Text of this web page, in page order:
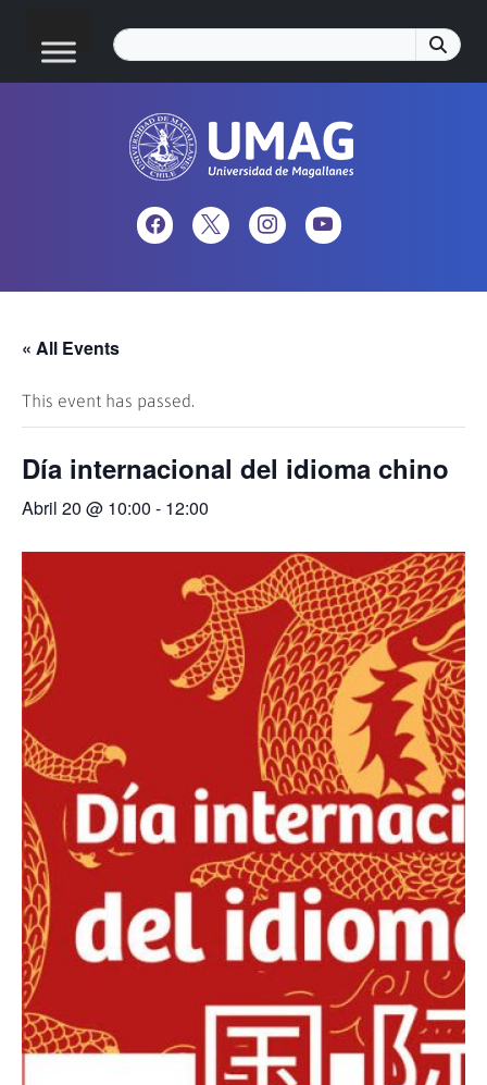
« All Events
This event has passed.
Día internacional del idioma chino
Abril 20 @ 10:00 - 12:00